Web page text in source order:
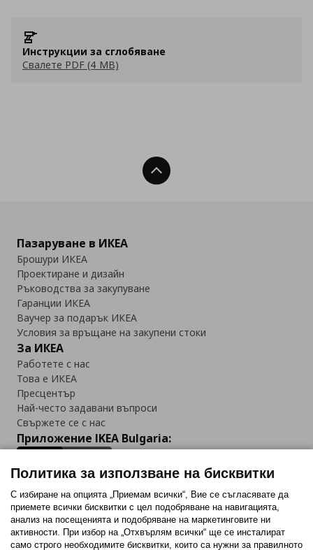
Инструкции за сглобяване
Свалете PDF (4 MB)
Нагоре
Пазаруване в ИКЕА
Брошури ИКЕА
Проектиране и дизайн
Ръководства за закупуване
Гаранции ИКЕА
Ваучер за подарък ИКЕА
Условия за връщане на закупени стоки
За ИКЕА
Работете с нас
Това е ИКЕА
Пресцентър
Най-често задавани въпроси
Свържете се с нас
Приложение IKEA Bulgaria:
Последвайте ни:
FacebookTwitterYoutubePinterestInstagram
Политика за използване на бисквитки
С избиране на опцията „Приемам всички“, Вие се съгласявате да
приемете всички бисквитки с цел подобряване на навигацията,
анализ на посещенията и подобряване на маркетинговите ни
активности. При избор на „Отхвърлям всички“ ще се инсталират
само строго необходимитe бисквитки, които са нужни за правилното